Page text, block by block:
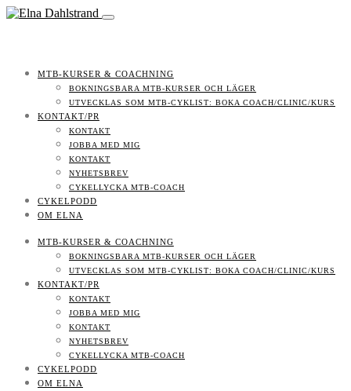
MTB-KURSER & COACHNING
BOKNINGSBARA MTB-KURSER OCH LÄGER
UTVECKLAS SOM MTB-CYKLIST: BOKA COACH/CLINIC/KURS
KONTAKT/PR
KONTAKT
JOBBA MED MIG
KONTAKT
NYHETSBREV
CYKELLYCKA MTB-COACH
CYKELPODD
OM ELNA
MTB-KURSER & COACHNING
BOKNINGSBARA MTB-KURSER OCH LÄGER
UTVECKLAS SOM MTB-CYKLIST: BOKA COACH/CLINIC/KURS
KONTAKT/PR
KONTAKT
JOBBA MED MIG
KONTAKT
NYHETSBREV
CYKELLYCKA MTB-COACH
CYKELPODD
OM ELNA